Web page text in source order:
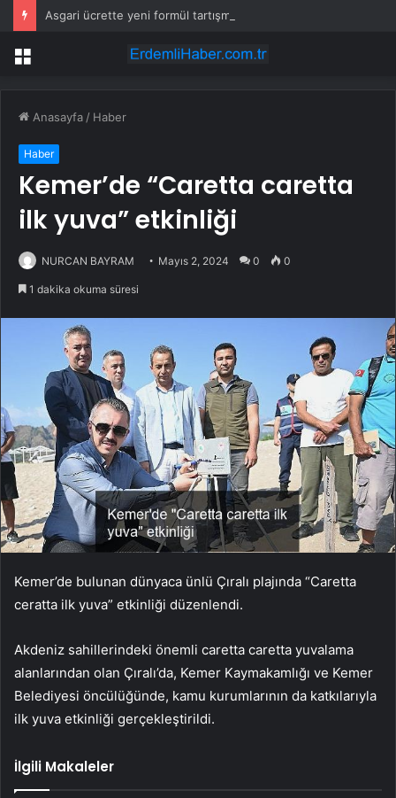
Menü
Anasayfa / Haber
Haber
Kemer’de “Caretta caretta
ilk yuva” etkinliği
NURCAN BAYRAM Mayıs 2, 2024 0 0
1 dakika okuma süresi
Kemer’de bulunan dünyaca ünlü Çıralı plajında “Caretta
ceratta ilk yuva” etkinliği düzenlendi.
Akdeniz sahillerindeki önemli caretta caretta yuvalama
alanlarından olan Çıralı’da, Kemer Kaymakamlığı ve Kemer
Belediyesi öncülüğünde, kamu kurumlarının da katkılarıyla
ilk yuva etkinliği gerçekleştirildi.
İlgili Makaleler